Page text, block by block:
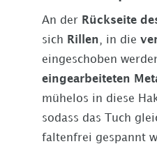
An der Rückseite
sich Rillen , in die
eingeschoben
eingearbeiteten
mühelos in diese
sodass das Tuch
faltenfrei gespannt